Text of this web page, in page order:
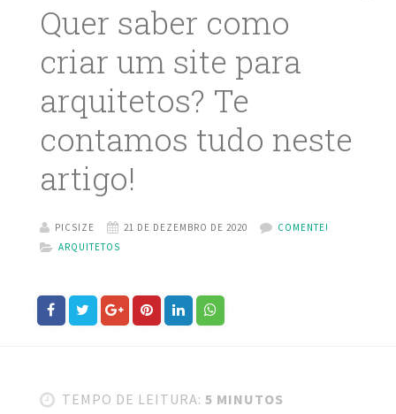
Quer saber como
criar um site para
arquitetos? Te
contamos tudo neste
artigo!
PICSIZE 21 DE DEZEMBRO DE 2020
COMENTE!
ARQUITETOS
TEMPO DE LEITURA: 5 MINUTOS